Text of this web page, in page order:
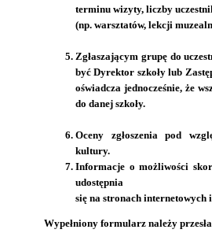
terminu wizyty, liczby
(np. warsztatów, lekcji
Zgłaszającym grupę do
być Dyrektor szkoły lub
oświadcza jednocześnie, że
do danej szkoły.
Oceny zgłoszenia pod
kultury.
Informacje o możliwości
udostępnia
się na stronach
Wypełniony formularz należy